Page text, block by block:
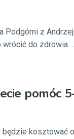
Podgórni z
do zdrowia.
pomóc
będzie kosztować